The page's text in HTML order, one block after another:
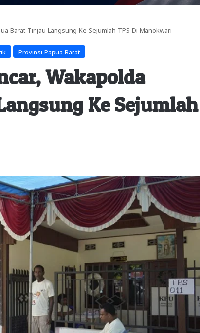
Barat Tinjau Langsung Ke Sejumlah TPS Di Manokwari
Provinsi Papua Barat
Wakapolda
Ke Sejumlah